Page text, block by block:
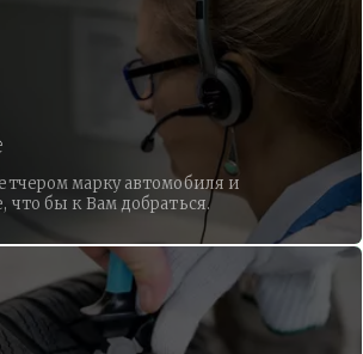
марку автомобиля и
что бы к Вам добраться.